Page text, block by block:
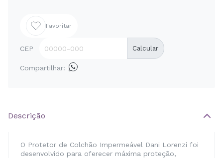
Favoritar
CEP Calcular
Compartilhar:
Descrição
O Protetor de Colchão Impermeável Dani Lorenzi foi
desenvolvido para oferecer máxima proteção,